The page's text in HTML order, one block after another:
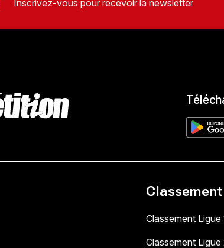
Inscrivez-vous pour recevoir la newsletter
Classement
Classement Ligue
Classement Ligue